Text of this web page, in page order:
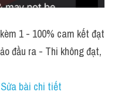
1 - 100% cam kết đạt
đầu ra - Thi không đạt,
bài chi tiết